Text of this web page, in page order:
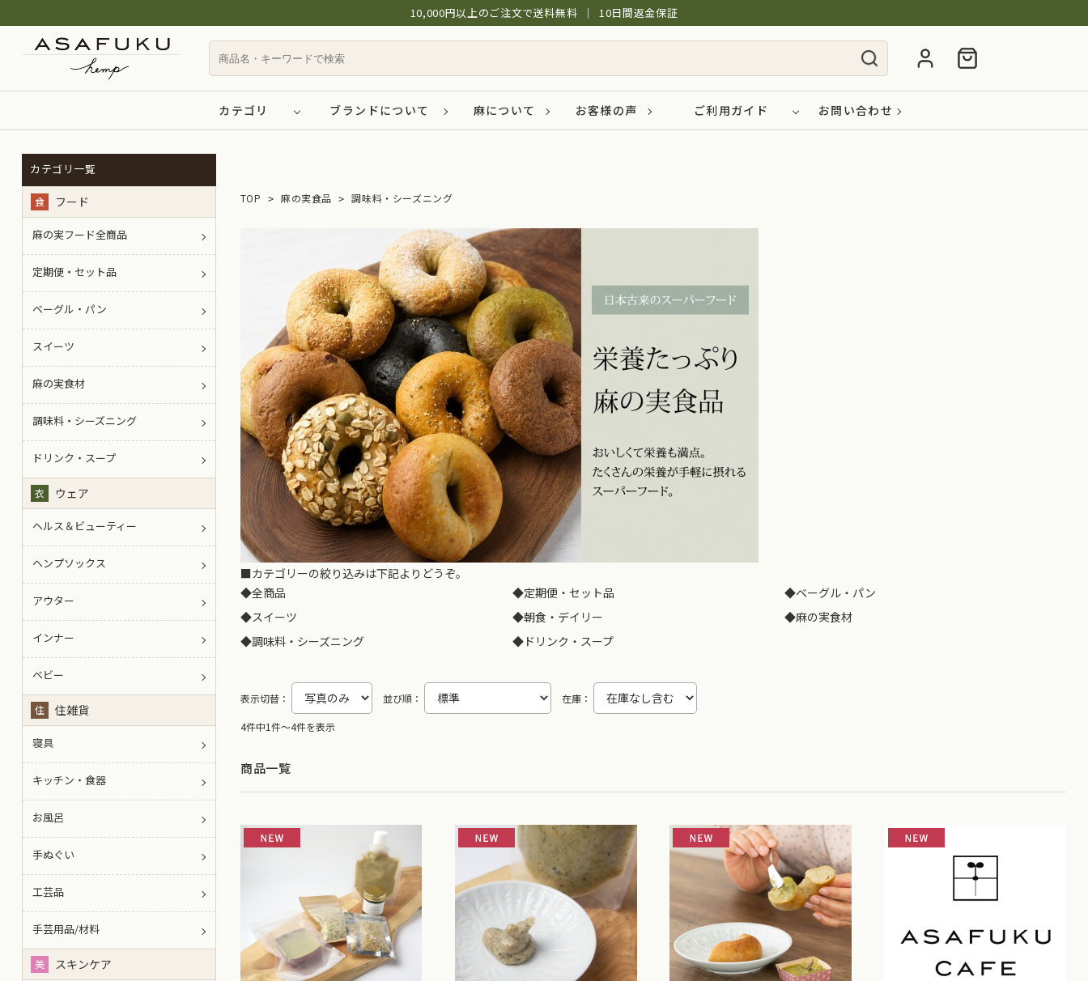
10,000円以上のご注文で送料無料 │ 10日間返金保証
カテゴリ ブランドについて 麻について お客様の声 ご利用ガイド お問い合わせ
TOP 麻の実食品 調味料・シーズニング
■カテゴリーの絞り込みは下記よりどうぞ。
◆全商品 ◆定期便・セット品 ◆ベーグル・パン
◆スイーツ ◆朝食・デイリー ◆麻の実食材
◆調味料・シーズニング ◆ドリンク・スープ
表示切替： 並び順： 在庫：
4件中1件～4件を表示
商品一覧
カテゴリ一覧
食 フード
麻の実フード全商品
定期便・セット品
ベーグル・パン
スイーツ
麻の実食材
調味料・シーズニング
ドリンク・スープ
衣 ウェア
ヘルス＆ビューティー
ヘンプソックス
アウター
インナー
ベビー
住 住雑貨
寝具
キッチン・食器
お風呂
手ぬぐい
工芸品
手芸用品/材料
美 スキンケア